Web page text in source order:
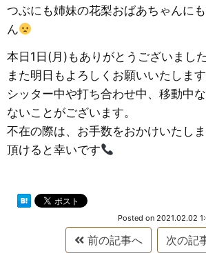
つぶにも姉妹の花梨おばあちゃんに
ん
本日1日(月)もありがとうございました
また明日もよろしくお願いいたします
シッター中や打ち合わせ中、移動中
ないことがございます。
不在の際は、お手数をおかけいたし
頂けると幸いです
Posted on 2021.02.02
前の記事へ 次の記